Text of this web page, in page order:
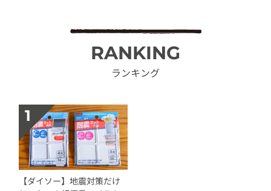
RANKING
ランキング
【ダイソー】地震対策だけ